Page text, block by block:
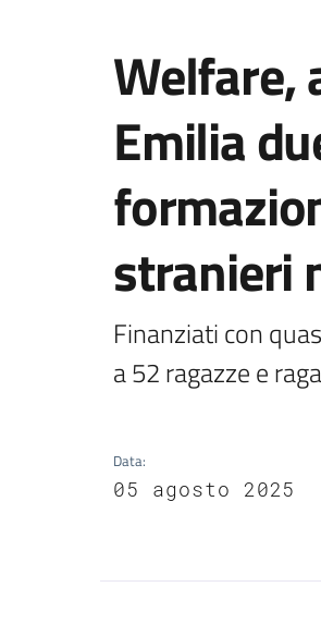
Welfare,
Emilia
stranieri
Finanziati con
a 52 ragazze e
Data:
05 agosto 2025